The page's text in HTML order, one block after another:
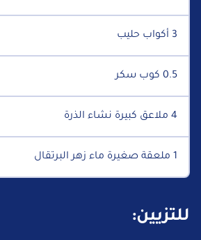
3 أكواب حليب
0.5 كوب سكر
4 ملاعق كبيرة نشاء الذرة
1 ملعقة صغيرة ماء زهر البرتقال
للتزيين: